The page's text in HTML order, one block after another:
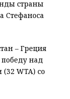
страны
Стефаноса
– Греция
над
WTA) со